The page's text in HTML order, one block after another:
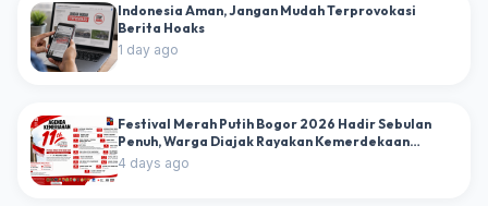
Indonesia Aman, Jangan Mudah Terprovokasi
Berita Hoaks
1 day ago
Festival Merah Putih Bogor 2026 Hadir Sebulan
Penuh, Warga Diajak Rayakan Kemerdekaan
dengan Puluhan Agenda Kebangsaan
4 days ago